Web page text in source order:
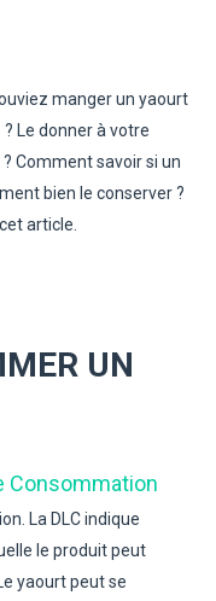
manger un yaourt
Le donner à votre
Comment savoir si un
bien le conserver ?
article.
UN
Consommation
La DLC indique
le produit peut
yaourt peut se